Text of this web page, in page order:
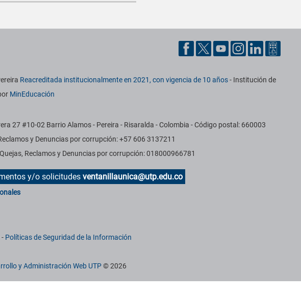
Reacreditada institucionalmente en 2021, con vigencia de 10 años- Institución de
MinEducación
27 #10-02 Barrio Alamos - Pereira - Risaralda - Colombia - Código postal: 660003
y Denuncias por corrupción: +57 606 3137211
Reclamos y Denuncias por corrupción: 018000966781
y/o solicitudesventanillaunica@utp.edu.co
- Políticas de Seguridad de la Información
y Administración Web UTP© 2026